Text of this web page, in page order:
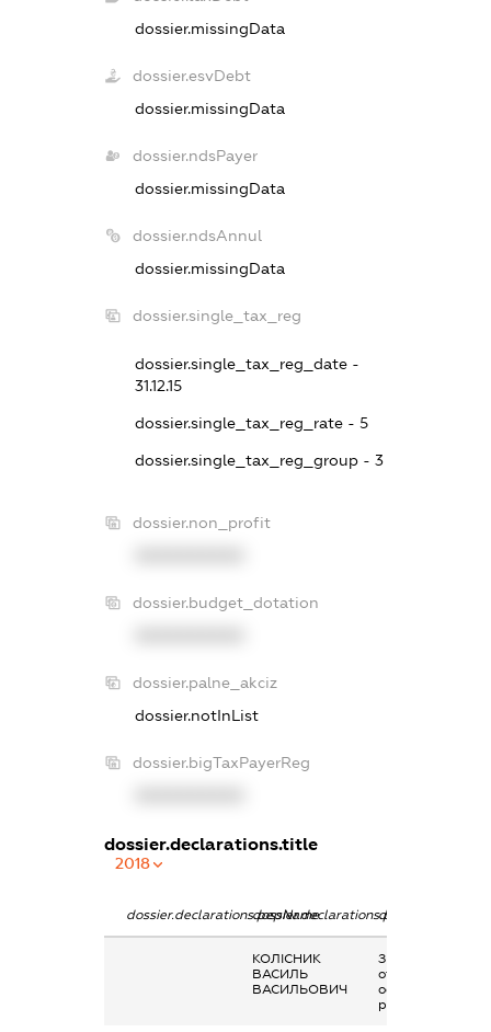
dossier.missingData
dossier.esvDebt
dossier.missingData
dossier.ndsPayer
dossier.missingData
dossier.ndsAnnul
dossier.missingData
dossier.single_tax_reg
dossier.single_tax_reg_date -
31.12.15
dossier.single_tax_reg_rate - 5
dossier.single_tax_reg_group - 3
dossier.non_profit
dossier.budget_dotation
dossier.palne_akciz
dossier.notInList
dossier.bigTaxPayerReg
dossier.declarations.title
2018
dossier.declarations.pepNamedossier.declarations.personName
КОЛІСНИК
ВАСИЛЬ
ВАСИЛЬОВИЧ
Заробітна плата
отримана за
основним місцем
роботи